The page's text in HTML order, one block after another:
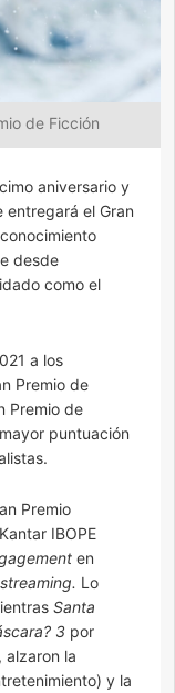
de Ficción
aniversario y
el Gran
desde
como el
a los
Premio de
Premio de
puntuación
Premio
IBOPE
en
streaming. Lo
Santa
3 por
alzaron la
y la